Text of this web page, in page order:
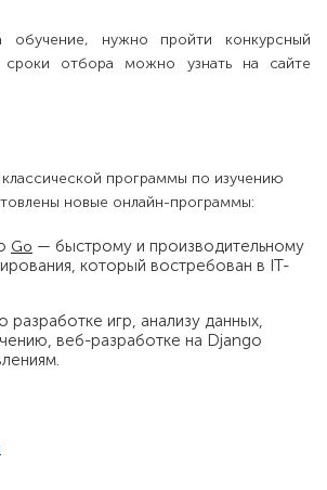
обучение, нужно пройти конкурсный
отбора можно узнать на сайте
программы по изучению
новые онлайн-программы:
Go — быстрому и производительному
который востребован в IT-
разработке игр, анализу данных,
веб-разработке на Django